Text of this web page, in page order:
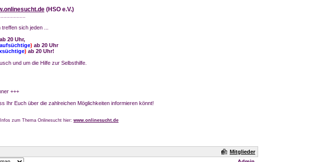
(HSO e.V.)
sich jeden ...
ab 20 Uhr,
) ab 20 Uhr
) ab 20 Uhr!
und um die Hilfe zur Selbsthilfe.
+++
Ihr Euch über die zahlreichen Möglichkeiten informieren könnt!
zum Thema Onlinesucht hier: www.onlinesucht.de
Mitglieder